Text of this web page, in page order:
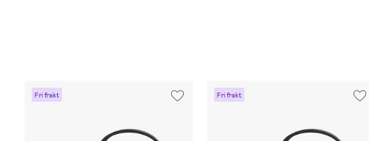
Fri frakt Fri frakt